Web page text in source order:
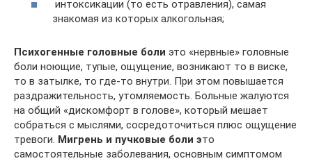
интоксикации (то есть отравления), самая
знакомая из которых алкогольная;
Психогенные головные боли это «нервные» головные
боли ноющие, тупые, ощущение, возникают то в виске,
то в затылке, то где-то внутри. При этом повышается
раздражительность, утомляемость. Больные жалуются
на общий «дискомфорт в голове», который мешает
собраться с мыслями, сосредоточиться плюс ощущение
тревоги. Мигрень и пучковые боли это
самостоятельные заболевания, основным симптомом